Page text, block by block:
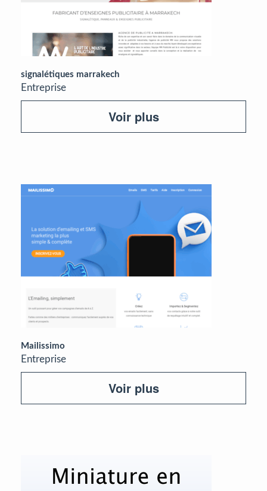
signalétiques marrakech
Entreprise
Voir plus
Mailissimo
Entreprise
Voir plus